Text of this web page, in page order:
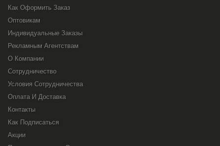
Как Оформить Заказ
Оптовикам
Индивидуальные Заказы
Рекламным Агентствам
О Компании
Сотрудничество
Условия Сотрудничества
Оплата И Доставка
Контакты
Как Подписаться
Акции